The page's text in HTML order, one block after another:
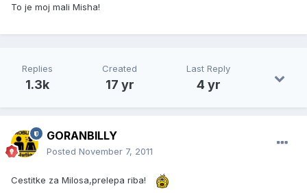
To je moj mali Misha!
Replies
1.3k
Created
17 yr
Last Reply
4 yr
GORANBILLY
Posted November 7, 2011
Cestitke za Milosa,prelepa riba!